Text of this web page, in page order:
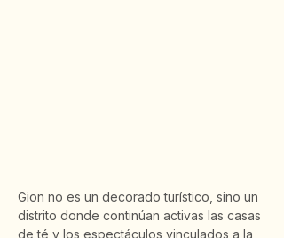
Gion no es un decorado turístico, sino un
distrito donde continúan activas las casas
de té y los espectáculos vinculados a la